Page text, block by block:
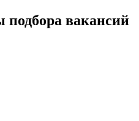
вакансий